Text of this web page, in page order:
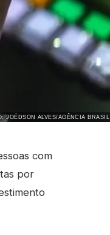
JOÉDSON ALVES/AGÊNCIA BRASIL
com
por